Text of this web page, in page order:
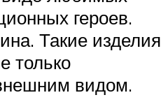
героев.
Такие изделия
только
видом.